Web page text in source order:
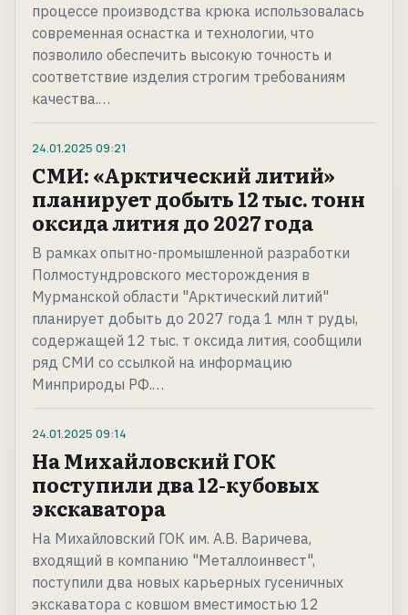
процессе производства крюка использовалась
современная оснастка и технологии, что
позволило обеспечить высокую точность и
соответствие изделия строгим требованиям
качества.…
24.01.2025 09:21
СМИ: «Арктический литий»
планирует добыть 12 тыс. тонн
оксида лития до 2027 года
В рамках опытно-промышленной разработки
Полмостундровского месторождения в
Мурманской области "Арктический литий"
планирует добыть до 2027 года 1 млн т руды,
содержащей 12 тыс. т оксида лития, сообщили
ряд СМИ со ссылкой на информацию
Минприроды РФ.…
24.01.2025 09:14
На Михайловский ГОК
поступили два 12-кубовых
экскаватора
На Михайловский ГОК им. А.В. Варичева,
входящий в компанию "Металлоинвест",
поступили два новых карьерных гусеничных
экскаватора с ковшом вместимостью 12